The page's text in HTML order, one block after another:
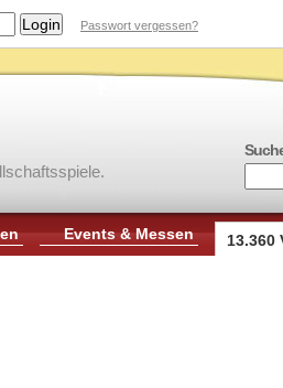
Passwort vergessen?
Events & Messen 13.360